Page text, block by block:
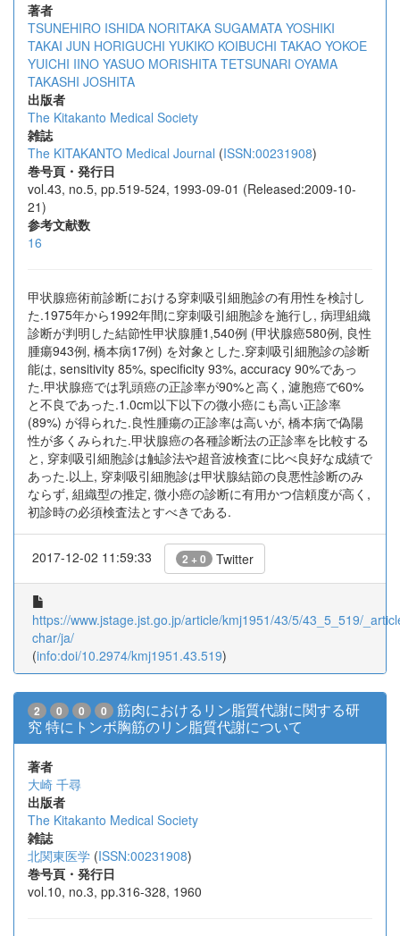
著者
TSUNEHIRO ISHIDA NORITAKA SUGAMATA YOSHIKI
TAKAI JUN HORIGUCHI YUKIKO KOIBUCHI TAKAO YOKOE
YUICHI IINO YASUO MORISHITA TETSUNARI OYAMA
TAKASHI JOSHITA
出版者
The Kitakanto Medical Society
雑誌
The KITAKANTO Medical Journal (ISSN:00231908)
巻号頁・発行日
vol.43, no.5, pp.519-524, 1993-09-01 (Released:2009-10-
21)
参考文献数
16
甲状腺癌術前診断における穿刺吸引細胞診の有用性を検討し
た.1975年から1992年間に穿刺吸引細胞診を施行し, 病理組織
診断が判明した結節性甲状腺腫1,540例 (甲状腺癌580例, 良性
腫瘍943例, 橋本病17例) を対象とした.穿刺吸引細胞診の診断
能は, sensitivity 85%, specificity 93%, accuracy 90%であっ
た.甲状腺癌では乳頭癌の正診率が90%と高く, 濾胞癌で60%
と不良であった.1.0cm以下以下の微小癌にも高い正診率
(89%) が得られた.良性腫瘍の正診率は高いが, 橋本病で偽陽
性が多くみられた.甲状腺癌の各種診断法の正診率を比較する
と, 穿刺吸引細胞診は触診法や超音波検査に比べ良好な成績で
あった.以上, 穿刺吸引細胞診は甲状腺結節の良悪性診断のみ
ならず, 組織型の推定, 微小癌の診断に有用かつ信頼度が高く,
初診時の必須検査法とすべきである.
2017-12-02 11:59:33 2 + 0 Twitter
https://www.jstage.jst.go.jp/article/kmj1951/43/5/43_5_519/
char/ja/
(info:doi/10.2974/kmj1951.43.519)
2 0 0 0
筋肉におけるリン脂質代謝に関する研
究 特にトンボ胸筋のリン脂質代謝について
著者
大崎 千尋
出版者
The Kitakanto Medical Society
雑誌
北関東医学 (ISSN:00231908)
巻号頁・発行日
vol.10, no.3, pp.316-328, 1960